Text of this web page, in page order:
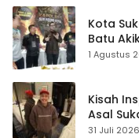
Kota
Batu
1 Agustus
Kisah
Asal
Streaming
31 Juli 2026